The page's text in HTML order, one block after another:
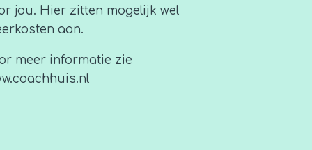
jou. Hier zitten mogelijk wel
aan.
meer informatie zie